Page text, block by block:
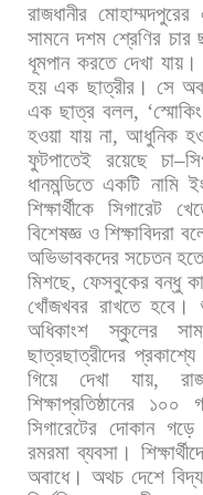
রাজধানীর মোহাম্মদপুরের
সামনে দশম শ্রেণির চার
ধূমপান করতে দেখা যায়।
হয় এক ছাত্রীর। সে
এক ছাত্র বলল, ‘স্মোকিং
হওয়া যায় না,আধুনিক
ফুটপাতেই
রয়েছে চা–
ধানমন্ডিতে একটি নামি
শিক্ষার্থীকে
সিগারেট
বিশেষজ্ঞ ও শিক্ষাবিদরা
অভিভাবকদের সচেতন হতে
মিশছে, ফেসবুকের বন্ধু
খোঁজখবর রাখতে হবে।
অধিকাংশ
স্কুলের
ছাত্রছাত্রীদের প্রকাশ্যে
গিয়ে
দেখা যায়,
শিক্ষাপ্রতিষ্ঠানের
১০০
সিগারেটের দোকান গড়ে
রমরমা ব্যবসা।
অবাধে। অথচ দেশে